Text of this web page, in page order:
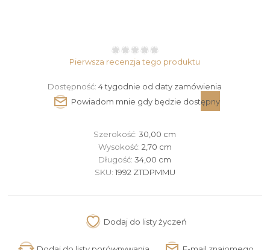
Pierwsza recenzja tego produktu
Dostępność: 4 tygodnie od daty zamówienia
Szerokość:30,00 cm
Wysokość: 2,70 cm
Długość:34,00 cm
SKU: 1992 ZTDPMMU